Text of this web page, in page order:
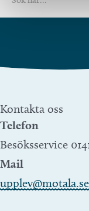
Kontakta oss
Telefon
Besöksservice
Mail
upplev@motala.se